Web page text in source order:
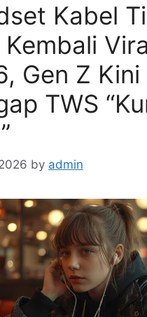
Kabel
Gen Z Kini
TWS
by admin